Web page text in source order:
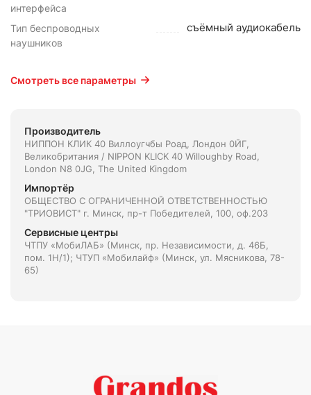
интерфейса
Тип беспроводных
наушников
съёмный аудиокабель
Смотреть все параметры
Производитель
НИППОН КЛИК 40 Виллоугчбы Роад, Лондон 0ЙГ,
Великобритания / NIPPON KLICK 40 Willoughby Road,
London N8 0JG, The United Kingdom
Импортёр
ОБЩЕСТВО С ОГРАНИЧЕННОЙ ОТВЕТСТВЕННОСТЬЮ
"ТРИОВИСТ" г. Минск, пр-т Победителей, 100, оф.203
Сервисные центры
ЧТПУ «МобиЛАБ» (Минск, пр. Независимости, д. 46Б,
пом. 1Н/1); ЧТУП «Мобилайф» (Минск, ул. Мясникова, 78-
65)